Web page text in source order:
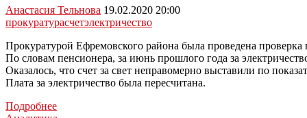
интернет-
сайты,
содержащие
информацию
о
способах
хищения
Анастасия Тельнова 19.02.2020 20:00
прокуратурасчетэлектричество
Прокуратурой Ефремовского района была проведена
По словам пенсионера, за июнь прошлого года за
Оказалось, что счет за свет неправомерно выставили по
Плата за электричество была пересчитана.
ПодробнееВетерану